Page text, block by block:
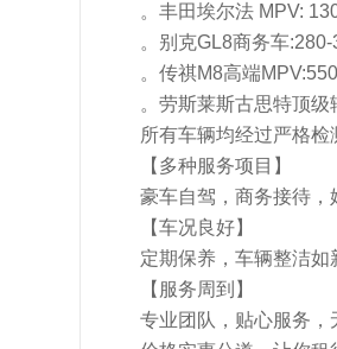
。丰田埃尔法 MPV:
。别克GL8商务车:280-
。传祺M8高端
。劳斯莱斯古思特顶
所有车辆均经过严格检
【多种服务项目】
豪车自驾，商务接待，
【车况良好】
定期保养，车辆整洁如
【服务周到】
专业团队，贴心服务，